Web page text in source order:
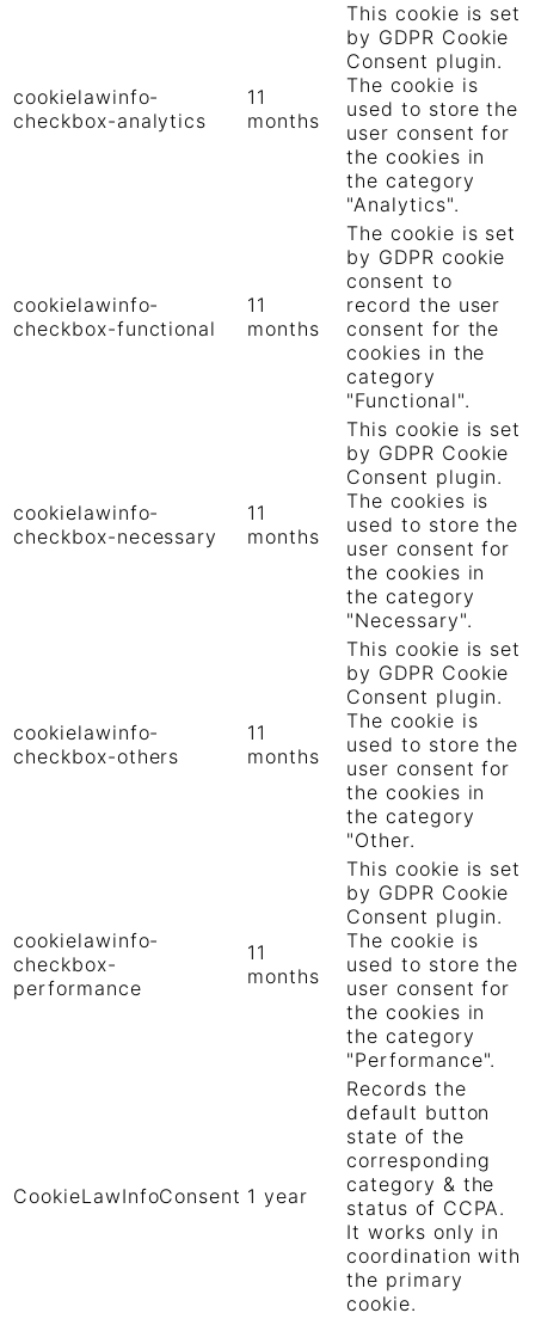
cookielawinfo-
checkbox-analytics
11
months
This cookie is set
by GDPR Cookie
Consent plugin.
The cookie is
used to store the
user consent for
the cookies in
the category
"Analytics".
cookielawinfo-
checkbox-functional
11
months
The cookie is set
by GDPR cookie
consent to
record the user
consent for the
cookies in the
category
"Functional".
cookielawinfo-
checkbox-necessary
11
months
This cookie is set
by GDPR Cookie
Consent plugin.
The cookies is
used to store the
user consent for
the cookies in
the category
"Necessary".
cookielawinfo-
checkbox-others
11
months
This cookie is set
by GDPR Cookie
Consent plugin.
The cookie is
used to store the
user consent for
the cookies in
the category
"Other.
cookielawinfo-
checkbox-
performance
11
months
This cookie is set
by GDPR Cookie
Consent plugin.
The cookie is
used to store the
user consent for
the cookies in
the category
"Performance".
CookieLawInfoConsent 1 year
Records the
default button
state of the
corresponding
category & the
status of CCPA.
It works only in
coordination with
the primary
cookie.